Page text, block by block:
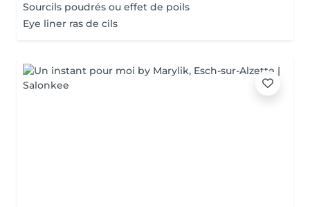
Sourcils poudrés ou effet de poils
Eye liner ras de cils